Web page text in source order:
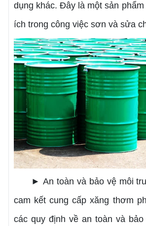
dụng khác. Đây là một sản
ích trong công việc sơn và sửa
► An toàn và bảo vệ môi
cam kết cung cấp xăng thơm
các quy định về an toàn và